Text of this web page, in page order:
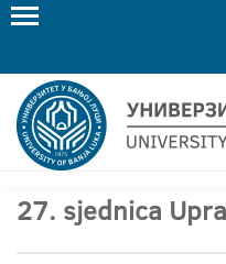
27. sjednica